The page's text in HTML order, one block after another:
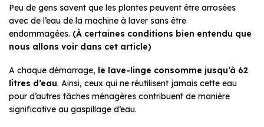
Peu de gens savent que les plantes peuvent être arrosées
avec de l’eau de la machine à laver sans être
endommagées. (À certaines conditions bien entendu que
nous allons voir dans cet article)
A chaque démarrage, le lave-linge consomme jusqu’à 62
litres d’eau. Ainsi, ceux qui ne réutilisent jamais cette eau
pour d’autres tâches ménagères contribuent de manière
significative au gaspillage d’eau.